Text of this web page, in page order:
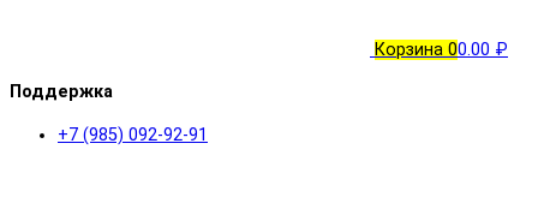
Корзина 00.00 ₽
Поддержка
+7 (985) 092-92-91